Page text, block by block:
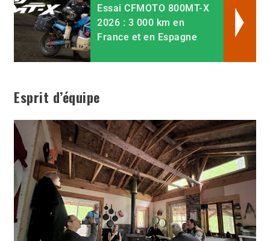
Essai CFMOTO 800MT-X
2026 : 3 000 km en
France et en Espagne
Esprit d’équipe